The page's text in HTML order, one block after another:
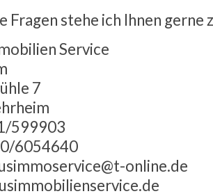
Fragen stehe ich Ihnen gerne
Service
7
599903
6054640
online.de